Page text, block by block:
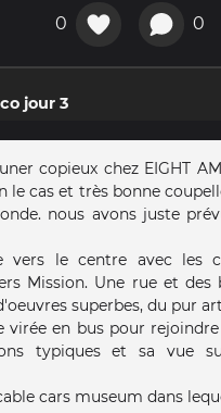
0 0
jour 3
copieux chez EIGHT
le cas et très bonne
nous avons juste
vers le centre avec les
Mission. Une rue et des
superbes, du pur
virée en bus pour
typiques et sa vue
cars museum dans